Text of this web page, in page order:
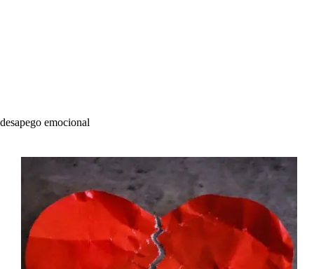
desapego emocional